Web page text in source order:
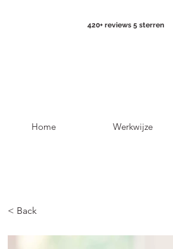
420+ reviews 5 sterren
Home Werkwijze
< Back